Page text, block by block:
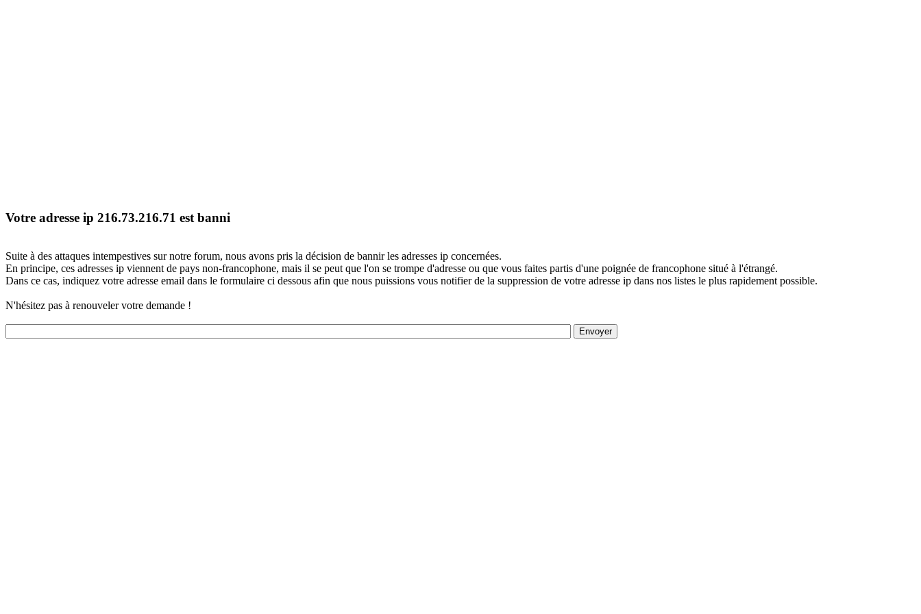
Votre adresse ip 216.73.216.71 est banni
Suite à des attaques intempestives sur notre forum, nous avons pris la décision de bannir les adresses ip concernées.
En principe, ces adresses ip viennent de pays non-francophone, mais il se peut que l'on se trompe d'adresse ou que vous faites partis d'une poignée de francophone situé à l'étrangé.
Dans ce cas, indiquez votre adresse email dans le formulaire ci dessous afin que nous puissions vous notifier de la suppression de votre adresse ip dans nos listes le plus rapidement possible.
N'hésitez pas à renouveler votre demande !